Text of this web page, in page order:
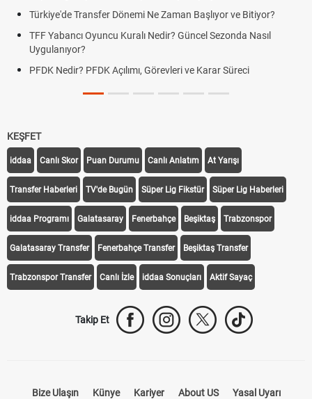
Türkiye'de Transfer Dönemi Ne Zaman Başlıyor ve Bitiyor?
TFF Yabancı Oyuncu Kuralı Nedir? Güncel Sezonda Nasıl
Uygulanıyor?
PFDK Nedir? PFDK Açılımı, Görevleri ve Karar Süreci
KEŞFET
iddaa Canlı Skor Puan Durumu Canlı Anlatım At Yarışı
Transfer Haberleri TV'de Bugün Süper Lig Fikstür Süper Lig Haberleri
iddaa Programı Galatasaray Fenerbahçe Beşiktaş Trabzonspor
Galatasaray Transfer Fenerbahçe Transfer Beşiktaş Transfer
Trabzonspor Transfer Canlı İzle iddaa Sonuçları Aktif Sayaç
Takip Et
Bize Ulaşın Künye Kariyer About US Yasal Uyarı